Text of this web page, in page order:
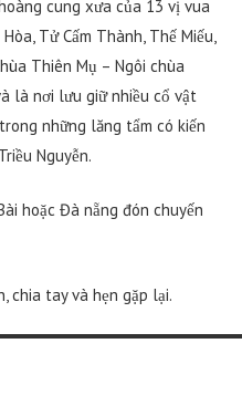
cung xưa của 13 vị vua
Tử Cấm Thành, Thế Miếu,
Thiên Mụ – Ngôi chùa
là nơi lưu giữ nhiều cổ vật
những lăng tẩm có kiến
Nguyễn.
hoặc Đà nẵng đón chuyến
chia tay và hẹn gặp lại.